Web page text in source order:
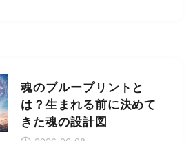
魂のブループリントと
は？生まれる前に決めて
きた魂の設計図